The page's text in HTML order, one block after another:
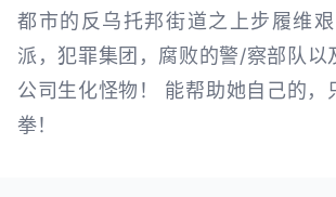
都市的反乌托邦街道之上步履维
派，犯罪集团，腐败的警/察部队以
公司生化怪物！ 能帮助她自己的，
拳！